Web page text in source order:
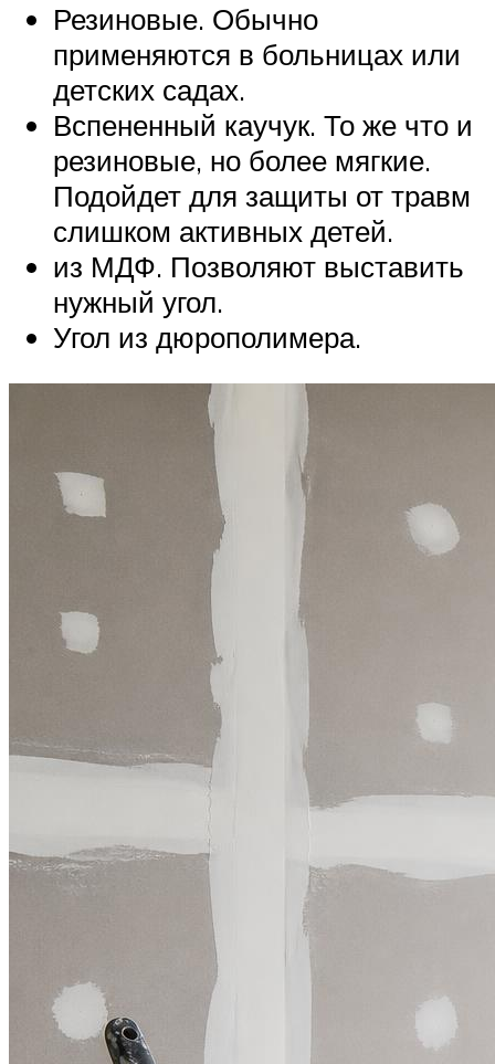
Резиновые. Обычно
применяются в больницах или
детских садах.
Вспененный каучук. То же что и
резиновые, но более мягкие.
Подойдет для защиты от травм
слишком активных детей.
из МДФ. Позволяют выставить
нужный угол.
Угол из дюрополимера.